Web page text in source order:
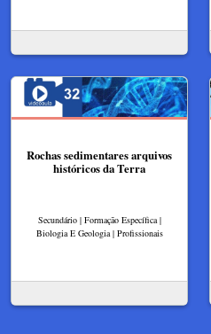
Rochas sedimentares arquivos
históricos da Terra
Secundário | Formação Específica |
Biologia E Geologia | Profissionais